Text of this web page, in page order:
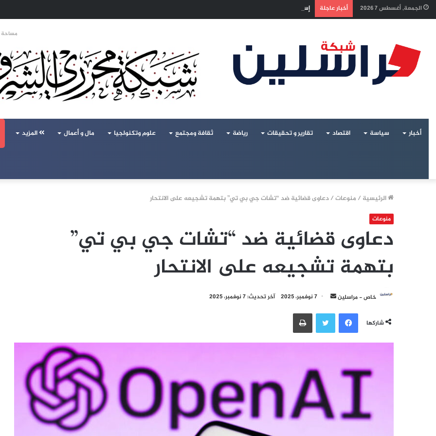
الجمعة, أغسطس 7 2026 أخبار عاجلة إسرائيل تراقب «اتفاق مكة» بقلق.. تحالف تركيا والسعودية وباكستان يفتح أسئلة جديدة حول ميزان القوى الإقليمي
مساحة
أخبار سياسة اقتصاد تقارير و تحقيقات رياضة ثقافة ومجتمع علوم وتكنولجيا مال و أعمال المزيد
الرئيسية / منوعات/دعاوى قضائية ضد “تشات جي بي تي” بتهمة تشجيعه على الانتحار
منوعات
دعاوى قضائية ضد “تشات جي بي تي”
بتهمة تشجيعه على الانتحار
خاص - مراسلين
أرسل
إلكترونيا
7 نوفمبر، 2025 آخر تحديث: 7 نوفمبر، 2025
شاركها
فيسبوكتويتر طباعة